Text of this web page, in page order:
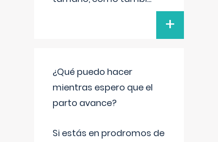
+
¿Qué puedo hacer
mientras espero que el
parto avance?
Si estás en prodromos de